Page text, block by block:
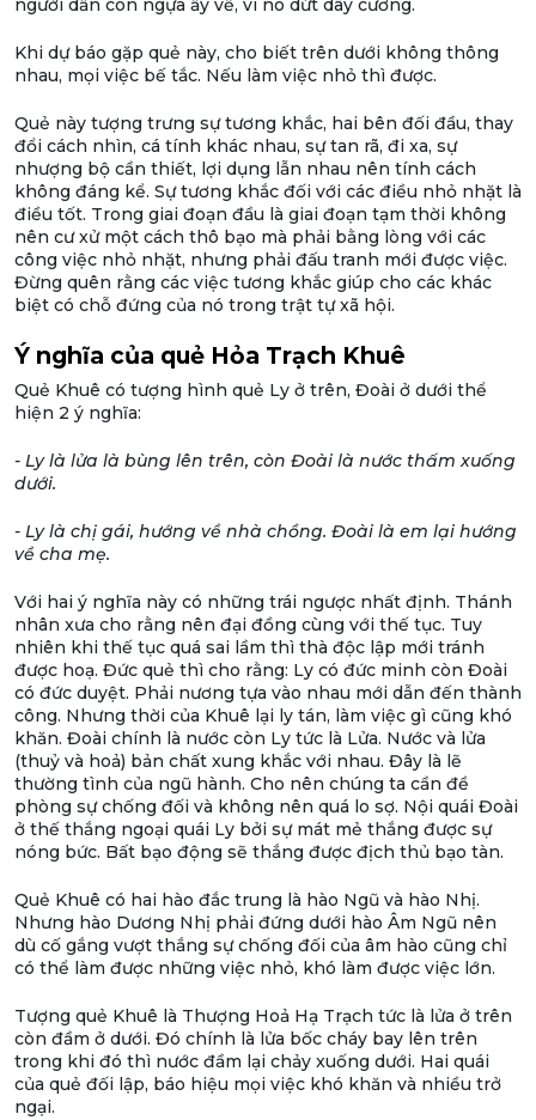
người dẫn con ngựa ấy về, vì nó dứt dây cương.
Khi dự báo gặp quẻ này, cho biết trên dưới không thông
nhau, mọi việc bế tắc. Nếu làm việc nhỏ thì được.
Quẻ này tượng trưng sự tương khắc, hai bên đối đầu, thay
đổi cách nhìn, cá tính khác nhau, sự tan rã, đi xa, sự
nhượng bộ cần thiết, lợi dụng lẫn nhau nên tính cách
không đáng kể. Sự tương khắc đối với các điều nhỏ nhặt là
điều tốt. Trong giai đoạn đầu là giai đoạn tạm thời không
nên cư xử một cách thô bạo mà phải bằng lòng với các
công việc nhỏ nhặt, nhưng phải đấu tranh mới được việc.
Đừng quên rằng các việc tương khắc giúp cho các khác
biệt có chỗ đứng của nó trong trật tự xã hội.
Ý nghĩa của quẻ Hỏa Trạch Khuê
Quẻ Khuê có tượng hình quẻ Ly ở trên, Đoài ở dưới thể
hiện 2 ý nghĩa:
- Ly là lửa là bùng lên trên, còn Đoài là nước thấm xuống
dưới.
- Ly là chị gái, hướng về nhà chồng. Đoài là em lại hướng
về cha mẹ.
Với hai ý nghĩa này có những trái ngược nhất định. Thánh
nhân xưa cho rằng nên đại đồng cùng với thế tục. Tuy
nhiên khi thế tục quá sai lầm thì thà độc lập mới tránh
được hoạ. Đức quẻ thì cho rằng: Ly có đức minh còn Đoài
có đức duyệt. Phải nương tựa vào nhau mới dẫn đến thành
công. Nhưng thời của Khuê lại ly tán, làm việc gì cũng khó
khăn. Đoài chính là nước còn Ly tức là Lửa. Nước và lửa
(thuỷ và hoả) bản chất xung khắc với nhau. Đây là lẽ
thường tình của ngũ hành. Cho nên chúng ta cần đề
phòng sự chống đối và không nên quá lo sợ. Nội quái Đoài
ở thế thắng ngoại quái Ly bởi sự mát mẻ thắng được sự
nóng bức. Bất bạo động sẽ thắng được địch thủ bạo tàn.
Quẻ Khuê có hai hào đắc trung là hào Ngũ và hào Nhị.
Nhưng hào Dương Nhị phải đứng dưới hào Âm Ngũ nên
dù cố gắng vượt thắng sự chống đối của âm hào cũng chỉ
có thể làm được những việc nhỏ, khó làm được việc lớn.
Tượng quẻ Khuê là Thượng Hoả Hạ Trạch tức là lửa ở trên
còn đầm ở dưới. Đó chính là lửa bốc cháy bay lên trên
trong khi đó thì nước đầm lại chảy xuống dưới. Hai quái
của quẻ đối lập, báo hiệu mọi việc khó khăn và nhiều trở
ngại.